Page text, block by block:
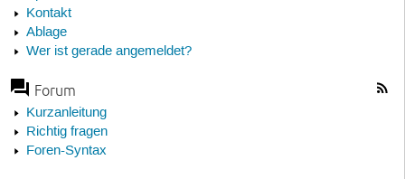
Kontakt
Ablage
Wer ist gerade angemeldet?
Forum
Kurzanleitung
Richtig fragen
Foren-Syntax